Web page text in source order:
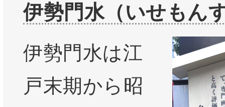
伊勢門水（いせもん
伊勢門水は江
戸末期から昭